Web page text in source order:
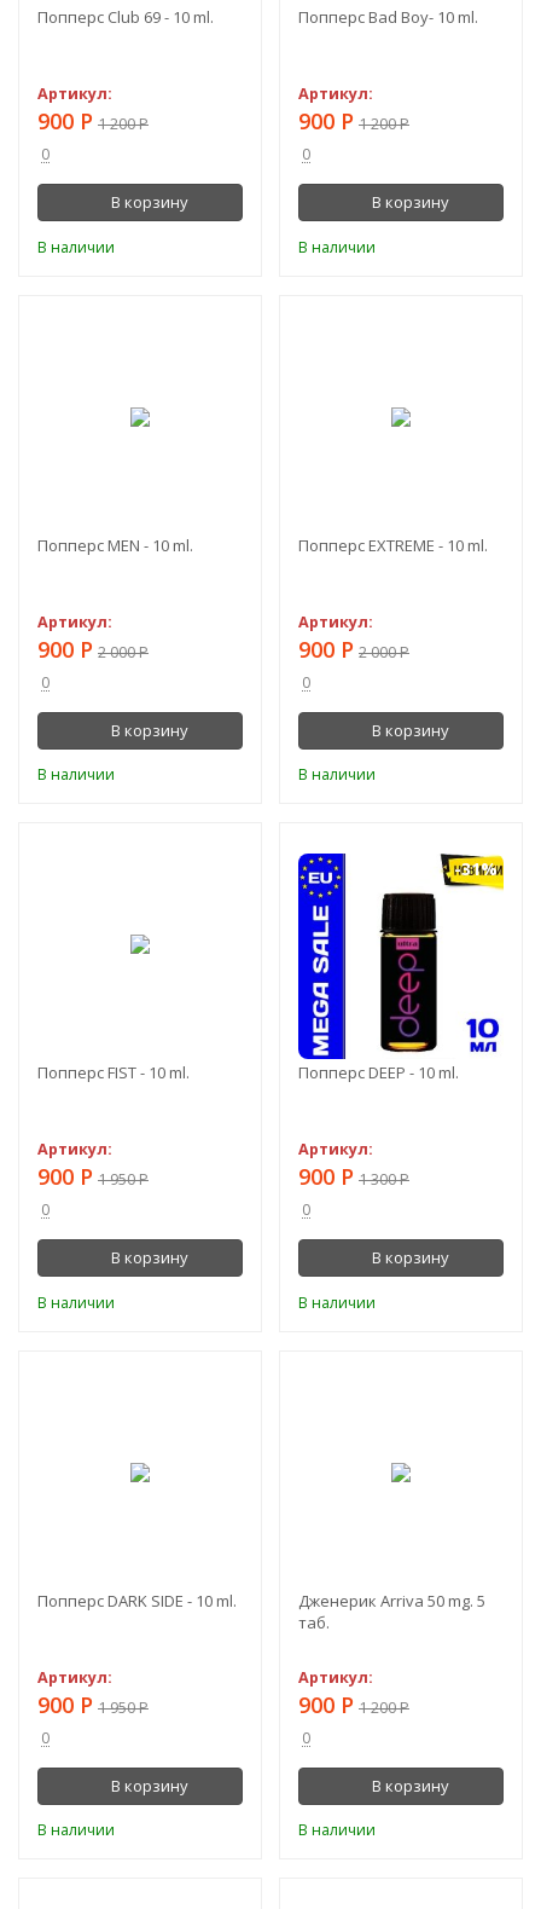
Попперс Club 69 - 10 ml.
Артикул:
900 Р 1 200Р
0
В корзину
В наличии
Попперс Bаd Boy- 10 ml.
Артикул:
900 Р 1 200Р
0
В корзину
В наличии
Попперс MEN - 10 ml.
Артикул:
900 Р 2 000Р
0
В корзину
В наличии
Попперс EXTREME - 10 ml.
Артикул:
900 Р 2 000Р
0
В корзину
В наличии
Попперс FIST - 10 ml.
Артикул:
900 Р 1 950Р
0
В корзину
В наличии
-31%
Попперс DEEP - 10 ml.
Артикул:
900 Р 1 300Р
0
В корзину
В наличии
Попперс DARK SIDE - 10 ml.
Артикул:
900 Р 1 950Р
0
В корзину
В наличии
Дженерик Arriva 50 mg. 5
таб.
Артикул:
900 Р 1 200Р
0
В корзину
В наличии